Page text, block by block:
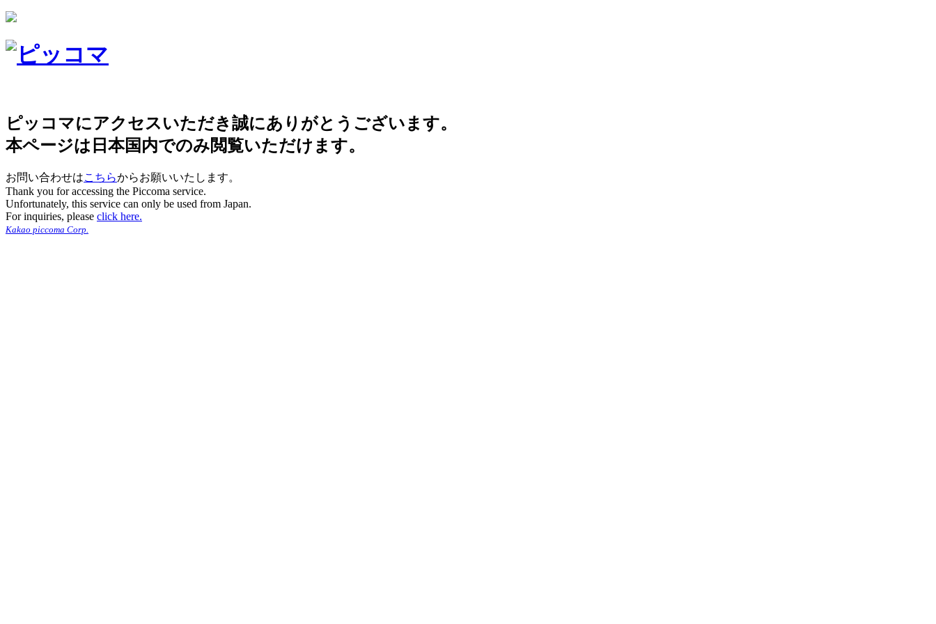
ピッコマにアクセスいただき誠にありがとうございます。
本ページは日本国内でのみ閲覧いただけます。
お問い合わせはこちらからお願いいたします。
Thank you for accessing the Piccoma service.
Unfortunately, this service can only be used from Japan.
For inquiries, please click here.
Kakao piccoma Corp.